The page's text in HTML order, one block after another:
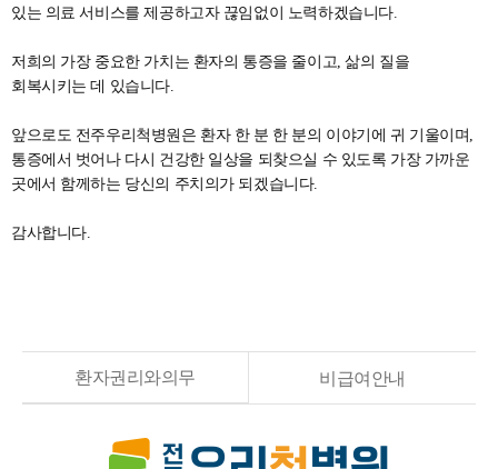
있는 의료 서비스를 제공하고자 끊임없이 노력하겠습니다.
저희의 가장 중요한 가치는 환자의 통증을 줄이고, 삶의 질을
회복시키는 데 있습니다.
앞으로도 전주우리척병원은 환자 한 분 한 분의 이야기에 귀 기울이며,
통증에서 벗어나 다시 건강한 일상을 되찾으실 수 있도록 가장 가까운
곳에서 함께하는 당신의 주치의가 되겠습니다.
감사합니다.
환자권리와의무 비급여안내